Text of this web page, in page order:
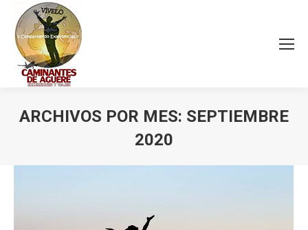
ARCHIVOS POR MES: SEPTIEMBRE
2020